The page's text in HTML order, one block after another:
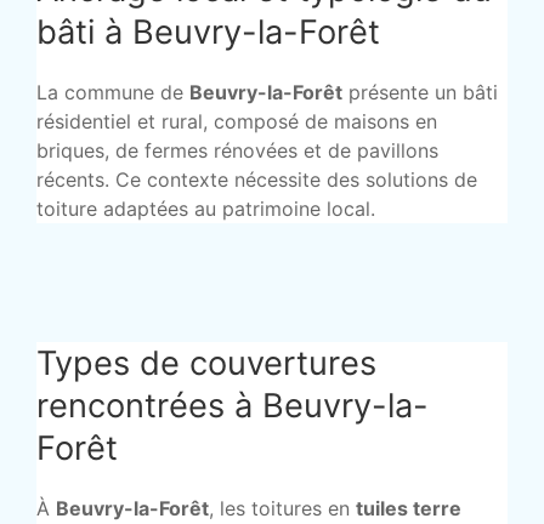
bâti à Beuvry-la-Forêt
La commune de Beuvry-la-Forêt présente un bâti
résidentiel et rural, composé de maisons en
briques, de fermes rénovées et de pavillons
récents. Ce contexte nécessite des solutions de
toiture adaptées au patrimoine local.
Types de couvertures
rencontrées à Beuvry-la-
Forêt
À Beuvry-la-Forêt, les toitures en tuiles terre